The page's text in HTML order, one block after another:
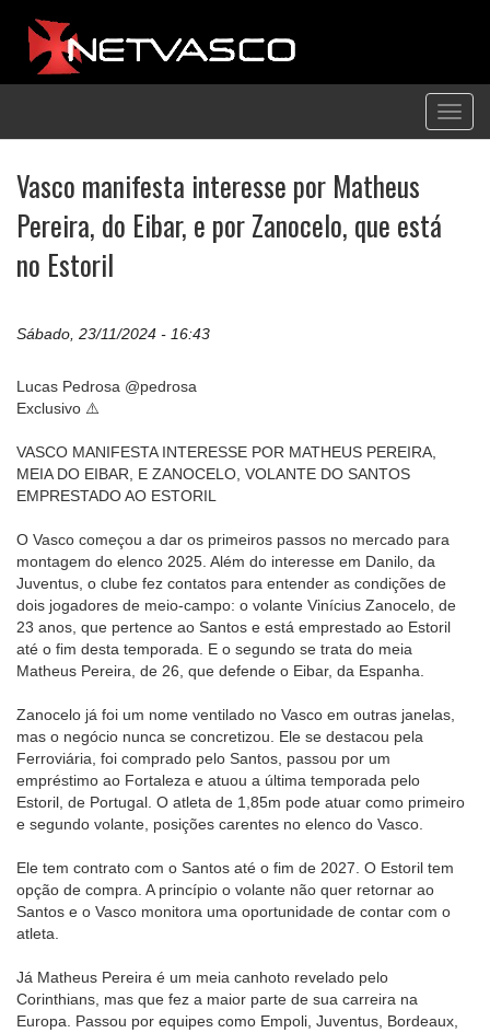
Vasco manifesta interesse por Matheus
Pereira, do Eibar, e por Zanocelo, que está
no Estoril
Sábado, 23/11/2024 - 16:43
Lucas Pedrosa @pedrosa
Exclusivo ⚠️
VASCO MANIFESTA INTERESSE POR MATHEUS PEREIRA,
MEIA DO EIBAR, E ZANOCELO, VOLANTE DO SANTOS
EMPRESTADO AO ESTORIL
O Vasco começou a dar os primeiros passos no mercado para
montagem do elenco 2025. Além do interesse em Danilo, da
Juventus, o clube fez contatos para entender as condições de
dois jogadores de meio-campo: o volante Vinícius Zanocelo, de
23 anos, que pertence ao Santos e está emprestado ao Estoril
até o fim desta temporada. E o segundo se trata do meia
Matheus Pereira, de 26, que defende o Eibar, da Espanha.
Zanocelo já foi um nome ventilado no Vasco em outras janelas,
mas o negócio nunca se concretizou. Ele se destacou pela
Ferroviária, foi comprado pelo Santos, passou por um
empréstimo ao Fortaleza e atuou a última temporada pelo
Estoril, de Portugal. O atleta de 1,85m pode atuar como primeiro
e segundo volante, posições carentes no elenco do Vasco.
Ele tem contrato com o Santos até o fim de 2027. O Estoril tem
opção de compra. A princípio o volante não quer retornar ao
Santos e o Vasco monitora uma oportunidade de contar com o
atleta.
Já Matheus Pereira é um meia canhoto revelado pelo
Corinthians, mas que fez a maior parte de sua carreira na
Europa. Passou por equipes como Empoli, Juventus, Bordeaux,